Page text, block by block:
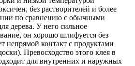
без растворителей и более
по сравнению с обычными
дерева. У него сильное
он хорошо шлифуется без
непрямой контакт с продуктами
Превосходство этого клея в
для внутренних и наружных